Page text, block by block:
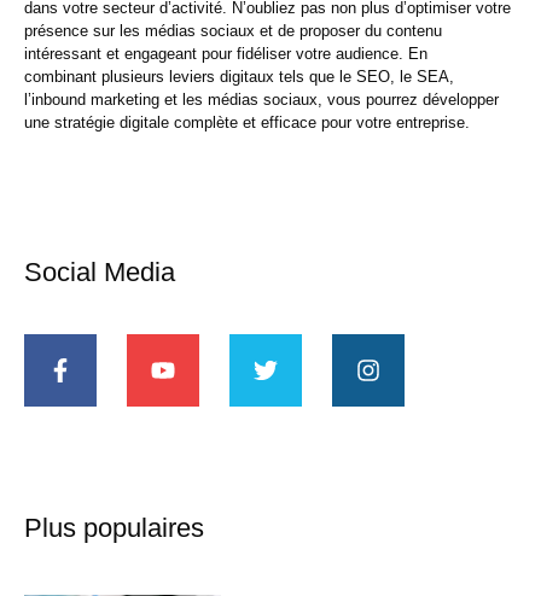
dans votre secteur d’activité. N’oubliez pas non plus d’optimiser votre
présence sur les médias sociaux et de proposer du contenu
intéressant et engageant pour fidéliservotre audience. En
combinant plusieurs leviers digitaux tels que le SEO , le SEA,
l’inbound marketing et les médias sociaux , vous pourrez développer
une stratégie digitale complète et efficace pour votre entreprise.
Social Media
Plus populaires